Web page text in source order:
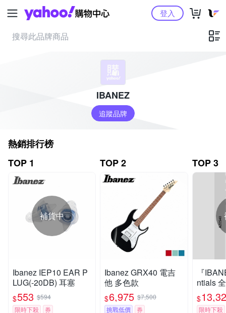
Yahoo購物中心登入
IBANEZ
追蹤品牌
熱銷排行榜
TOP 1
補貨中
Ibanez IEP10 EAR P
LUG(-20DB) 耳塞
$553 $594
限時下殺
券
TOP 2
Ibanez GRX40 電吉
他 多色款
$6,975 $7,500
挑戰低價
券
TOP 3
『
ntials
他
nk / 公
$
限時下殺